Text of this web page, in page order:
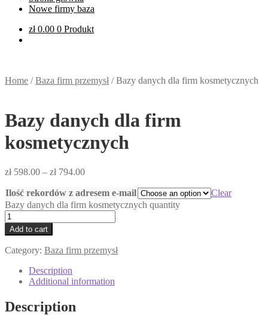
Nowe firmy baza
zł0.00 0 Produkt
Home /Baza firm przemysł/Bazy danych dla firm kosmetycznych
Bazy danych dla firm
kosmetycznych
zł598.00 – zł794.00
Ilość rekordów z adresem e-mail
Clear
Bazy danych dla firm kosmetycznych quantity
Add to cart
Category: Baza firm przemysł
Description
Additional information
Description